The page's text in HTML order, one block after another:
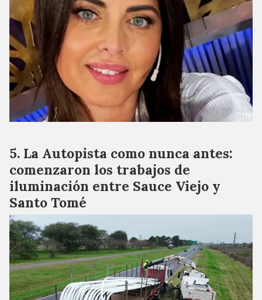
La Autopista como nunca antes:
comenzaron los trabajos de
iluminación entre Sauce Viejo y
Santo Tomé